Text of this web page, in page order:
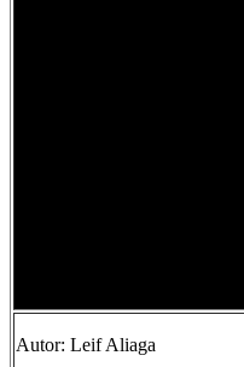
Autor: Leif Aliaga